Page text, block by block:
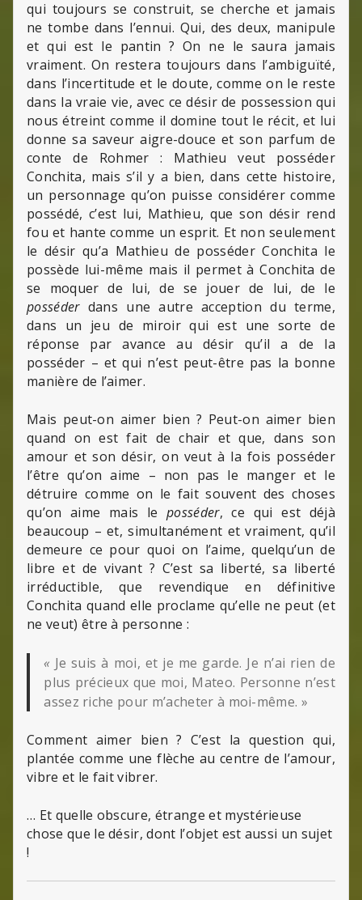
qui toujours se construit, se cherche et jamais
ne tombe dans l’ennui. Qui, des deux, manipule
et qui est le pantin ? On ne le saura jamais
vraiment. On restera toujours dans l’ambiguïté,
dans l’incertitude et le doute, comme on le reste
dans la vraie vie, avec ce désir de possession qui
nous étreint comme il domine tout le récit, et lui
donne sa saveur aigre-douce et son parfum de
conte de Rohmer : Mathieu veut posséder
Conchita, mais s’il y a bien, dans cette histoire,
un personnage qu’on puisse considérer comme
possédé, c’est lui, Mathieu, que son désir rend
fou et hante comme un esprit. Et non seulement
le désir qu’a Mathieu de posséder Conchita le
possède lui-même mais il permet à Conchita de
se moquer de lui, de se jouer de lui, de le
posséderdans une autre acception du terme,
dans un jeu de miroir qui est une sorte de
réponse par avance au désir qu’il a de la
posséder – et qui n’est peut-être pas la bonne
manière de l’aimer.
Mais peut-on aimer bien ? Peut-on aimer bien
quand on est fait de chair et que, dans son
amour et son désir, on veut à la fois posséder
l’être qu’on aime – non pas le manger et le
détruire comme on le fait souvent des choses
qu’on aime mais leposséder, ce qui est déjà
beaucoup – et, simultanément et vraiment, qu’il
demeure ce pour quoi on l’aime, quelqu’un de
libre et de vivant ? C’est sa liberté, sa liberté
irréductible, que revendique en définitive
Conchita quand elle proclame qu’elle ne peut (et
ne veut) être à personne :
« Je suis à moi, et je me garde. Je n’ai rien de
plus précieux que moi, Mateo. Personne n’est
assez riche pour m’acheter à moi-même. »
Comment aimer bien ? C’est la question qui,
plantée comme une flèche au centre de l’amour,
vibre et le fait vibrer.
… Et quelle obscure, étrange et mystérieuse
chose que le désir, dont l’objet est aussi un sujet
!